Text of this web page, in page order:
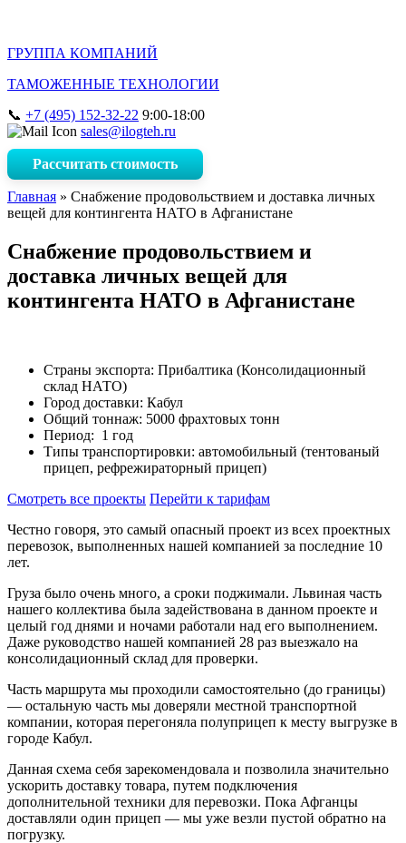
ГРУППА КОМПАНИЙ
ТАМОЖЕННЫЕ ТЕХНОЛОГИИ
+7 (495) 152-32-22 9:00-18:00
sales@ilogteh.ru
Рассчитать стоимость
Главная » Снабжение продовольствием и доставка личных
вещей для контингента НАТО в Афганистане
Снабжение продовольствием и
доставка личных вещей для
контингента НАТО в Афганистане
Страны экспорта: Прибалтика (Консолидационный
склад НАТО)
Город доставки: Кабул
Общий тоннаж: 5000 фрахтовых тонн
Период: 1 год
Типы транспортировки: автомобильный (тентованый
прицеп, рефрежираторный прицеп)
Смотреть все проекты Перейти к тарифам
Честно говоря, это самый опасный проект из всех проектных
перевозок, выполненных нашей компанией за последние 10
лет.
Груза было очень много, а сроки поджимали. Львиная часть
нашего коллектива была задействована в данном проекте и
целый год днями и ночами работали над его выполнением.
Даже руководство нашей компанией 28 раз выезжало на
консолидационный склад для проверки.
Часть маршрута мы проходили самостоятельно (до границы)
— остальную часть мы доверяли местной транспортной
компании, которая перегоняла полуприцеп к месту выгрузке в
городе Кабул.
Данная схема себя зарекомендовала и позволила значительно
ускорить доставку товара, путем подключения
дополнительной техники для перевозки. Пока Афганцы
доставляли один прицеп — мы уже везли пустой обратно на
погрузку.